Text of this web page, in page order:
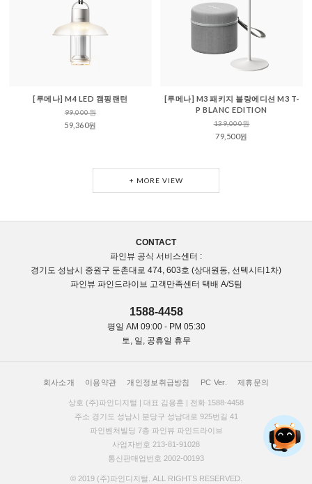
[루메나] M4 LED 캠핑랜턴
99,000원
59,360원
[루메나] M3 패키지 블랑에디션 M3 T-
P BLANC EDITION
139,000원
79,500원
+ MORE VIEW
CONTACT
파인뷰 공식 서비스센터 :
경기도 성남시 중원구 둔촌대로 474, 603호 (상대원동, 선텍시티1차)
파인뷰 파인드라이브 고객만족센터 택배 A/S팀
1588-4458
평일 AM 09:00 - PM 05:30
토, 일, 공휴일 휴무
회사소개 이용약관 개인정보취급방침 PC Ver. 제휴문의
상호 (주)파인디지털 | 대표 김용훈 | 전화 1588-4458
주소 경기도 성남시 분당구 성남대로 925번길 41
파인벤처빌딩 7층 파인뷰 파인드라이브
사업자번호 213-81-91028
통신판매업번호 2002-00193
© 2019 (주)파인디지털. ALL RIGHTS RESERVED.